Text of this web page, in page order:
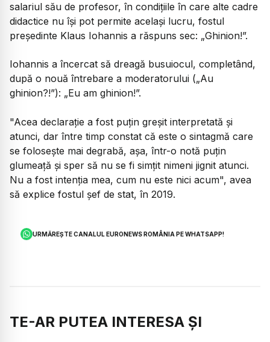
salariul său de profesor, în condițiile în care alte cadre
didactice nu își pot permite același lucru, fostul
președinte Klaus Iohannis a răspuns sec: „Ghinion!”.
Iohannis a încercat să dreagă busuiocul, completând,
după o nouă întrebare a moderatorului („Au
ghinion?!”): „Eu am ghinion!”.
"Acea declaraţie a fost puţin greşit interpretată şi
atunci, dar între timp constat că este o sintagmă care
se foloseşte mai degrabă, aşa, într-o notă puţin
glumeaţă şi sper să nu se fi simţit nimeni jignit atunci.
Nu a fost intenţia mea, cum nu este nici acum", avea
să explice fostul șef de stat, în 2019.
URMĂREȘTE CANALUL EURONEWS ROMÂNIA PE WHATSAPP!
TE-AR PUTEA INTERESA ȘI